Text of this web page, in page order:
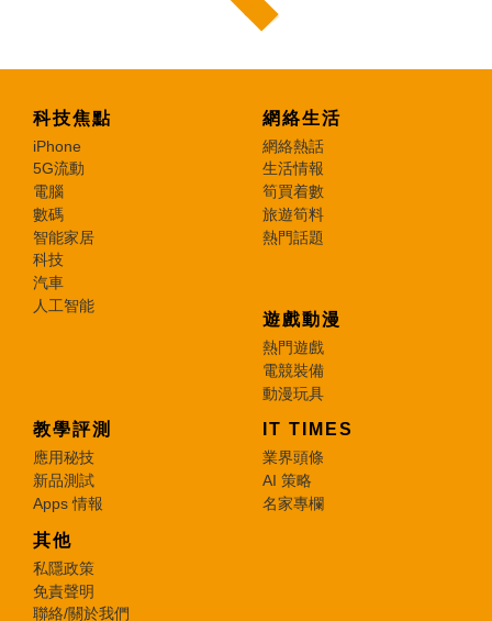
科技焦點
iPhone
5G流動
電腦
數碼
智能家居
科技
汽車
人工智能
網絡生活
網絡熱話
生活情報
筍買着數
旅遊筍料
熱門話題
遊戲動漫
熱門遊戲
電競裝備
動漫玩具
教學評測
應用秘技
新品測試
Apps 情報
IT TIMES
業界頭條
AI 策略
名家專欄
其他
私隱政策
免責聲明
聯絡/關於我們